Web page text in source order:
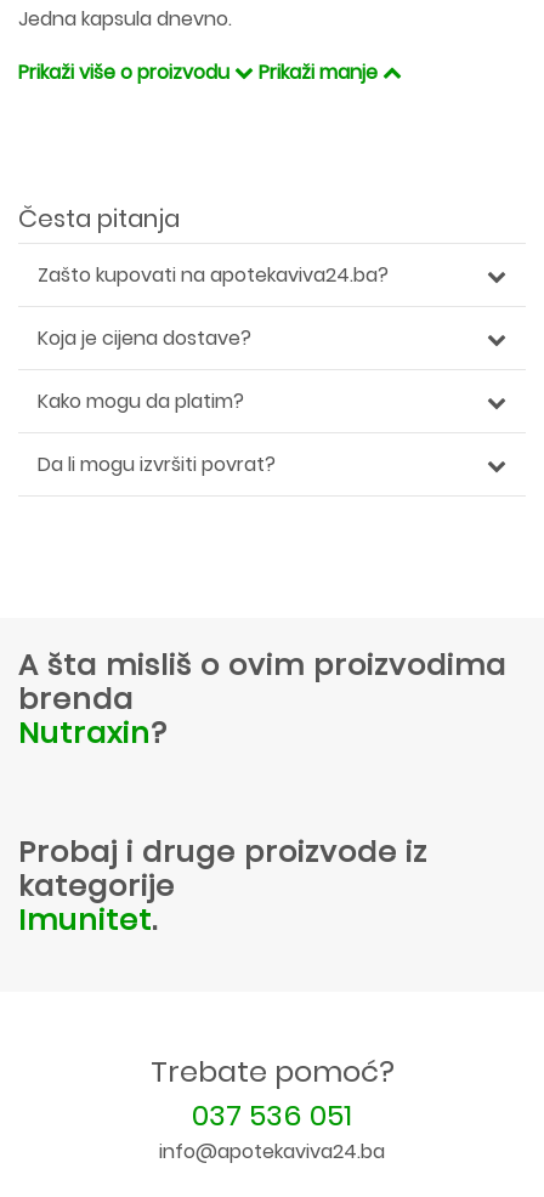
Jedna kapsula dnevno.
Prikaži više o proizvodu
Prikaži manje
Česta pitanja
Zašto kupovati na apotekaviva24.ba?
Koja je cijena dostave?
Kako mogu da platim?
Da li mogu izvršiti povrat?
A šta misliš o ovim proizvodima
brenda
Nutraxin?
Probaj i druge proizvode iz
kategorije
Imunitet.
Trebate pomoć?
037 536 051
info@apotekaviva24.ba